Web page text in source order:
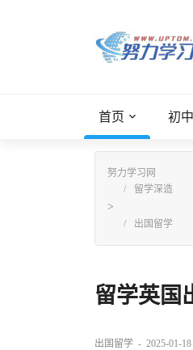
首页 初
努力学习网
留学深造
>
出国留学
留学英国
出国留学 - 2025-01-18